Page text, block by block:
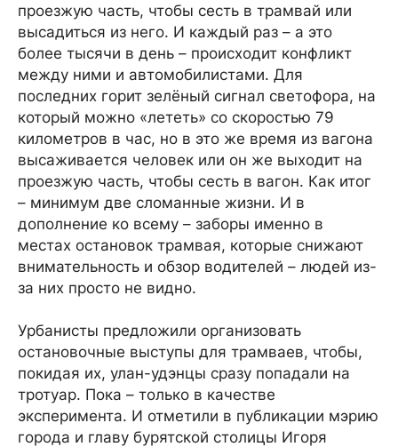
проезжую часть, чтобы сесть в трамвай или
высадиться из него. И каждый раз – а это
более тысячи в день – происходит конфликт
между ними и автомобилистами. Для
последних горит зелёный сигнал светофора, на
который можно «лететь» со скоростью 79
километров в час, но в это же время из вагона
высаживается человек или он же выходит на
проезжую часть, чтобы сесть в вагон. Как итог
– минимум две сломанные жизни. И в
дополнение ко всему – заборы именно в
местах остановок трамвая, которые снижают
внимательность и обзор водителей – людей из-
за них просто не видно.
Урбанисты предложили организовать
остановочные выступы для трамваев, чтобы,
покидая их, улан-удэнцы сразу попадали на
тротуар. Пока – только в качестве
эксперимента. И отметили в публикации мэрию
города и главу бурятской столицы Игоря